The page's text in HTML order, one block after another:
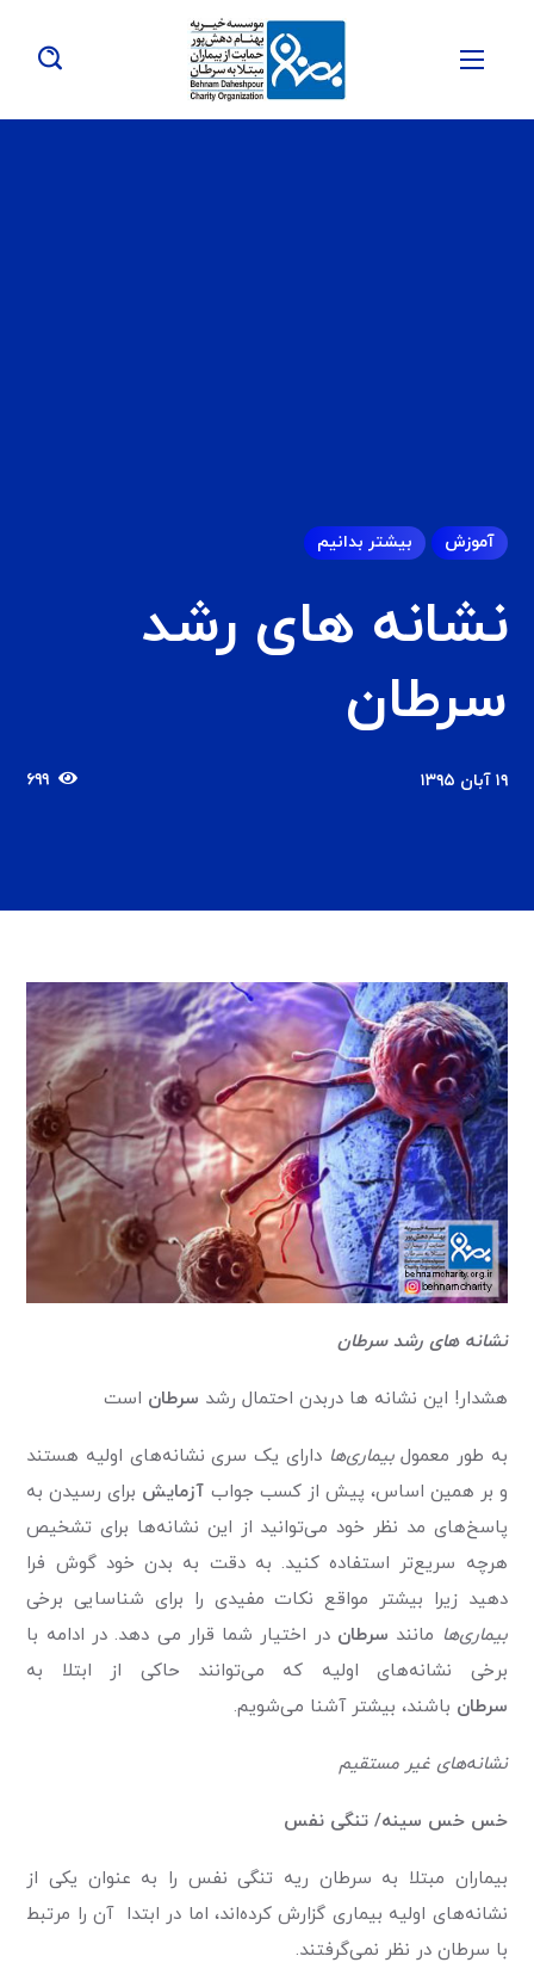
آموزش بیشتر بدانیم
نشانه های رشد
سرطان
۱۹ آبان ۱۳۹۵ ۶۹۹
نشانه های رشد سرطان
هشدار! این نشانه ها دربدن احتمال رشد سرطان است
به طور معمولبیماری‌ها دارای یک سری نشانه‌های اولیه هستند
و بر همین اساس، پیش از کسب جواب آزمایش برای رسیدن به
پاسخ‌های مد نظر خود می‌توانید از این نشانه‌ها برای تشخیص
هرچه سریع‌تر استفاده کنید. به دقت به بدن خود گوش فرا
دهید زیرا بیشتر مواقع نکات مفیدی را برای شناسایی برخی
بیماری‌ها مانند سرطان در اختیار شما قرار می دهد. در ادامه با
برخی نشانه‌های اولیه که می‌توانند حاکی از ابتلا به
سرطان باشند، بیشتر آشنا می‌شویم.
نشانه‌های غیر مستقیم
خس خس سینه/ تنگی نفس
بیماران مبتلا به سرطان ریه تنگی نفس را به عنوان یکی از
نشانه‌های اولیه بیماری گزارش کرده‌اند، اما در ابتدا آن را مرتبط
با سرطان در نظر نمی‌گرفتند.